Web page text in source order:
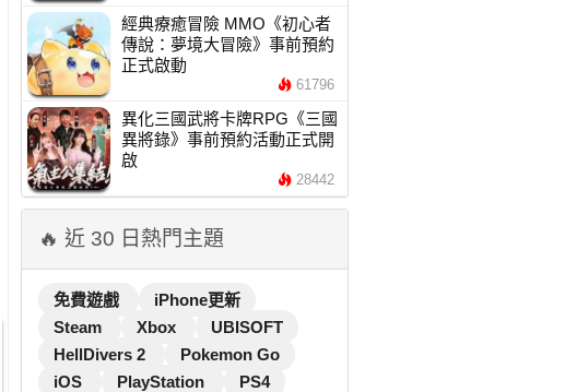
經典療癒冒險 MMO《初心者
傳說：夢境大冒險》事前預約
正式啟動
61796
異化三國武將卡牌RPG《三國
異將錄》事前預約活動正式開
啟
28442
🔥 近 30 日熱門主題
免費遊戲
iPhone更新
Steam
Xbox
UBISOFT
HellDivers 2
Pokemon Go
iOS
PlayStation
PS4